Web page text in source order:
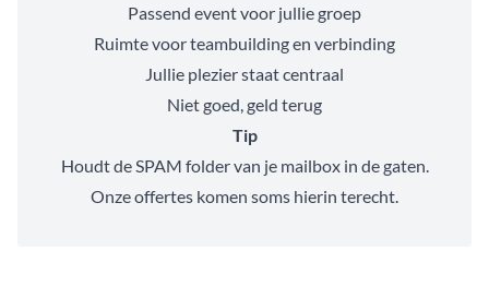
Passend event voor jullie groep
Ruimte voor teambuilding en verbinding
Jullie plezier staat centraal
Niet goed, geld terug
Tip
Houdt de SPAM folder van je mailbox in de gaten.
Onze offertes komen soms hierin terecht.